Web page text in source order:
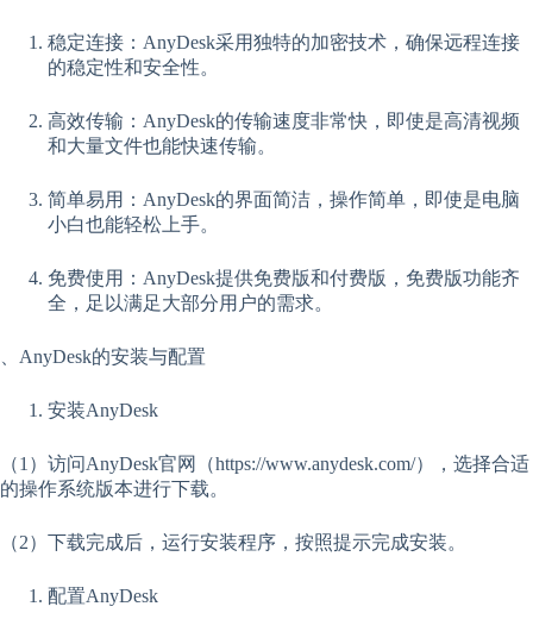
稳定连接：AnyDesk采用独特的加密技术，确保远程连接
的稳定性和安全性。
高效传输：AnyDesk的传输速度非常快，即使是高清视频
和大量文件也能快速传输。
简单易用：AnyDesk的界面简洁，操作简单，即使是电脑
小白也能轻松上手。
免费使用：AnyDesk提供免费版和付费版，免费版功能齐
全，足以满足大部分用户的需求。
、AnyDesk的安装与配置
安装AnyDesk
（1）访问AnyDesk官网（https://www.anydesk.com/），选择合适
的操作系统版本进行下载。
（2）下载完成后，运行安装程序，按照提示完成安装。
配置AnyDesk